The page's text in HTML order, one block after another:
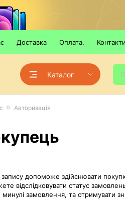
Доставка Оплата. Контакти
Каталог
Авторизація
запису допоможе здійснювати
відслідковувати статус
минулі замовлення, та отримувати